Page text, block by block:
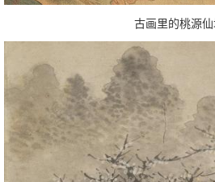
古画里的桃源